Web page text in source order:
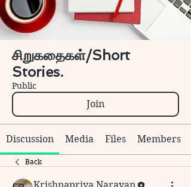
சிறுகதைகள்/Short
Stories.
Public
Join
Discussion Media Files Members
Back